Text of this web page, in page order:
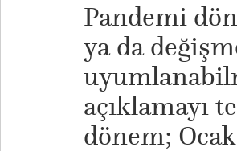
Pandemi
ya da
açıklamayı
dönem;